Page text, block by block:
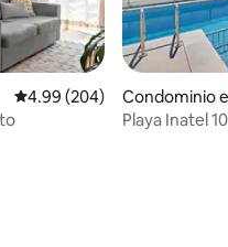
Calificación promedio: 4.99
4.99 (204)
Condominio
Playa Inatel